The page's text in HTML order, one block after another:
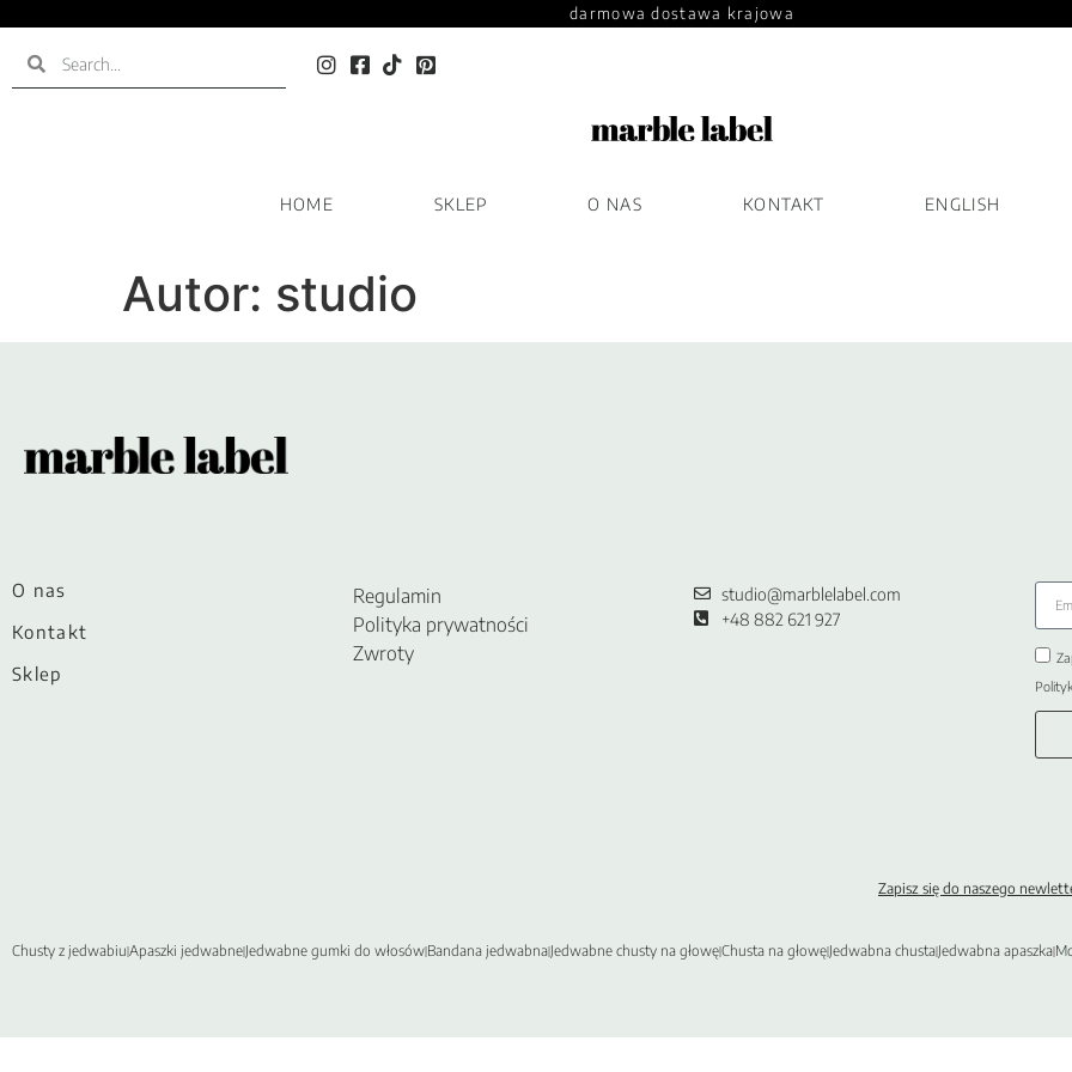
darmowa dostawa krajowa
HOME SKLEP O NAS KONTAKT ENGLISH
Autor: studio
O nas
Kontakt
Sklep
Regulamin
Polityka prywatności
Zwroty
studio@marblelabel.com
+48 882 621 927
Zapisz się do naszego
Chusty z jedwabiu Apaszki jedwabne Jedwabne gumki do włosów Bandana jedwabna Jedwabne chusty na głowęChusta na głowę Jedwabna chusta Jedwabna apaszka